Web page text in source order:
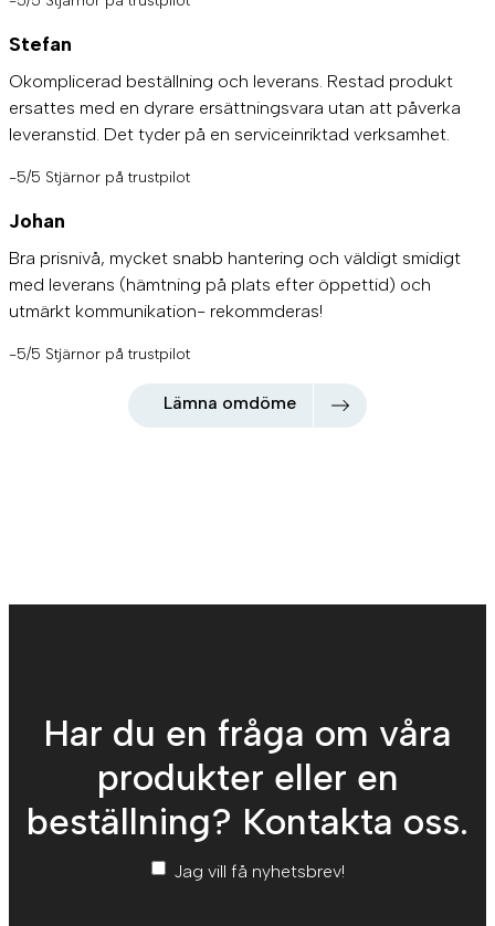
Stefan
Okomplicerad beställning och leverans. Restad produkt
ersattes med en dyrare ersättningsvara utan att påverka
leveranstid. Det tyder på en serviceinriktad verksamhet.
-5/5 Stjärnor på trustpilot
Johan
Bra prisnivå, mycket snabb hantering och väldigt smidigt
med leverans (hämtning på plats efter öppettid) och
utmärkt kommunikation- rekommderas!
-5/5 Stjärnor på trustpilot
Lämna omdöme
Har du en fråga om våra
produkter eller en
beställning? Kontakta oss.
Nyhetsbrev*
Jag vill få nyhetsbrev!